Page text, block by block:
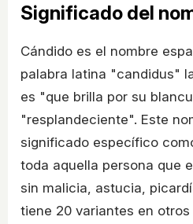
Significado del
Cándido es el nombre
palabra latina "candidus"
es "que brilla por su
"resplandeciente". Este
significado específico
toda aquella persona que
sin malicia, astucia,
tiene 20 variantes en